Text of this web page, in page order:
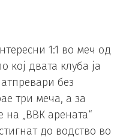
1:1 во меч од
кој двата клуба ја
без
три меча, а за
„ВВК арената“
до водство во